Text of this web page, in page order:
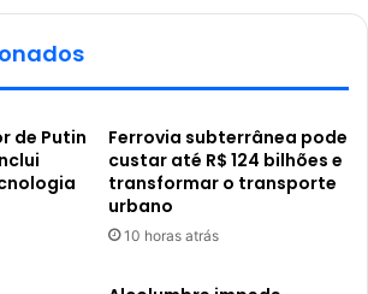
de Putin
Ferrovia subterrânea pode
custar até R$ 124 bilhões e
transformar o transporte
urbano
10 horas atrás